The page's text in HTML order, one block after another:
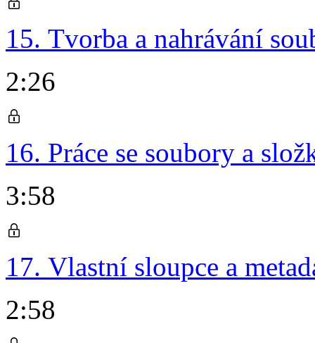
15. Tvorba a nahrávání
2:26
16. Práce se soubory a
3:58
17. Vlastní sloupce a
2:58